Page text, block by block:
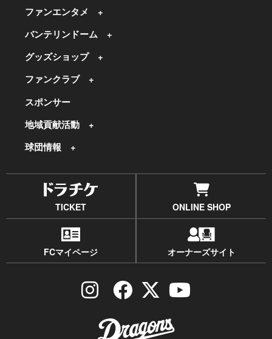
ファンエンタメ
バンテリンドーム
グッズショップ
ファンクラブ
スポンサー
地域貢献活動
球団情報
TICKET ONLINE SHOP
FCマイページ オーナーズサイト